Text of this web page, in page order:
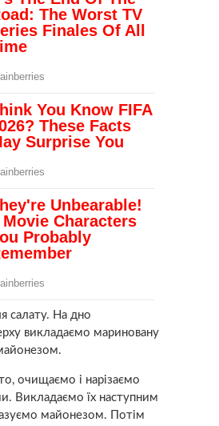
салату. На дно
викладаємо мариновану
очищаємо і нарізаємо
Викладаємо їх наступним
майонезом. Потім